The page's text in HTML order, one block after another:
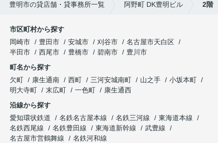
豊明市の貸店舗・貸事務所一覧 阿野町 DK豊明ビル 2階
市区町村から探す
岡崎市
豊田市 安城市 刈谷市
名古屋市天白区
半田市
西尾市 豊橋市 碧南市
豊川市
町名から探す
欠町
康生通南 西町 三河安城南町 山之手
小坂本町
明大寺町
末広町 一色町
康生通西
沿線から探す
愛知環状鉄道
名鉄名古屋本線 名鉄三河線
東海道本線
名鉄西尾線
名鉄豊田線 東海道新幹線
武豊線
名古屋市営鶴舞線
名鉄河和線